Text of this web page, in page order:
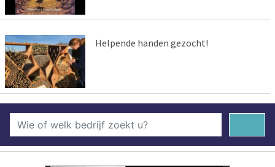
Helpende handen gezocht!